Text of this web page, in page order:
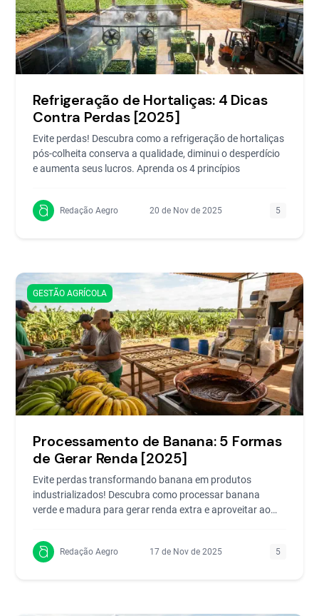
Refrigeração de Hortaliças: 4 Dicas
Contra Perdas [2025]
Evite perdas! Descubra como a refrigeração de hortaliças
pós-colheita conserva a qualidade, diminui o desperdício
e aumenta seus lucros. Aprenda os 4 princípios
Redação Aegro 20 de Nov de 2025 5
GESTÃO AGRÍCOLA
Processamento de Banana: 5 Formas
de Gerar Renda [2025]
Evite perdas transformando banana em produtos
industrializados! Descubra como processar banana
verde e madura para gerar renda extra e aproveitar ao
Redação Aegro 17 de Nov de 2025 5